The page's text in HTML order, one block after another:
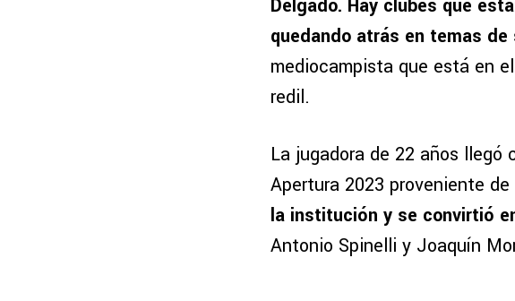
Delgado. Hay clubes que
quedando atrás en temas de
mediocampista que está en
redil.
La jugadora de 22 años llegó
Apertura 2023 proveniente
la institución y se convirtió
Antonio Spinelli y Joaquín